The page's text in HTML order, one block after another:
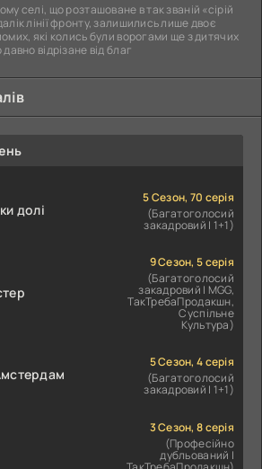
селі, що розташоване в так званій «сірій
лінії фронту, залишились лише двоє
які колись були ворогами ще з дитячих
відрізане від благ
долі
5 Сезон, 70 серія
(Багатоголосий
закадровий | 1+1)
9 Сезон, 5 серія
(Багатоголосий
закадровий | MGG,
ТакТребаПродакшн,
Суспільне
Культура)
5 Сезон, 4 серія
(Багатоголосий
закадровий | 1+1)
3 Сезон, 8 серія
(Професійно
дубльований |